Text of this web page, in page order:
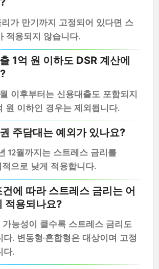
리가 만기까지 고정되어 있다면 스
적용되지 않습니다.
1억 원 이하도 DSR 계산에
이후부터는 신용대출도 포함되지
원 이하인 경우는 제외됩니다.
주담대는 예외가 있나요?
12월까지는 스트레스 금리를
으로 낮게 적용합니다.
에 따라 스트레스 금리는 어
적용되나요?
능성이 클수록 스트레스 금리도
. 변동형·혼합형은 대상이며 고정
다.